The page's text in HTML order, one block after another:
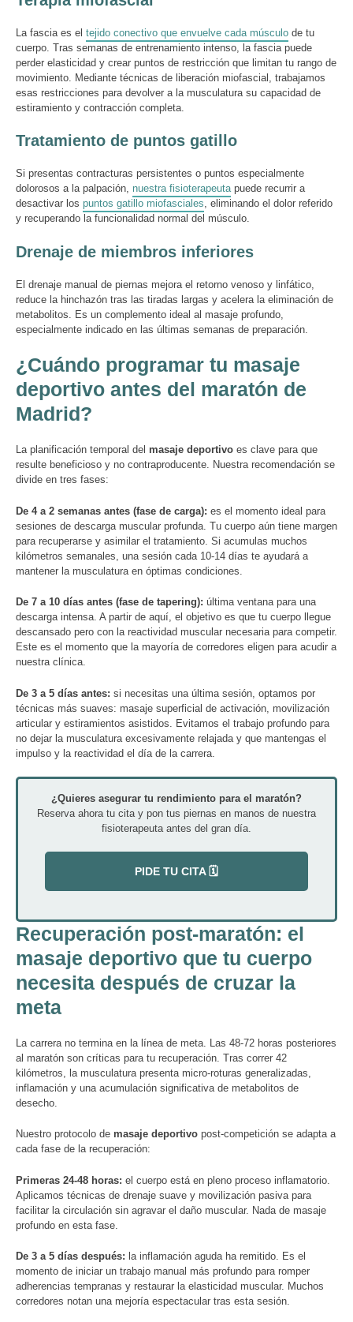
La fascia es el tejido conectivo que envuelve cada músculo de tu
cuerpo. Tras semanas de entrenamiento intenso, la fascia puede
perder elasticidad y crear puntos de restricción que limitan tu rango de
movimiento. Mediante técnicas de liberación miofascial, trabajamos
esas restricciones para devolver a la musculatura su capacidad de
estiramiento y contracción completa.
Tratamiento de puntos gatillo
Si presentas contracturas persistentes o puntos especialmente
dolorosos a la palpación, nuestra fisioterapeutapuede recurrir a
desactivar los puntos gatillo miofasciales, eliminando el dolor referido
y recuperando la funcionalidad normal del músculo.
Drenaje de miembros inferiores
El drenaje manual de piernas mejora el retorno venoso y linfático,
reduce la hinchazón tras las tiradas largas y acelera la eliminación de
metabolitos. Es un complemento ideal al masaje profundo,
especialmente indicado en las últimas semanas de preparación.
¿Cuándo programar tu masaje
deportivo antes del maratón de
Madrid?
La planificación temporal del masaje deportivo es clave para que
resulte beneficioso y no contraproducente. Nuestra recomendación se
divide en tres fases:
De 4 a 2 semanas antes (fase de carga): es el momento ideal para
sesiones de descarga muscular profunda. Tu cuerpo aún tiene margen
para recuperarse y asimilar el tratamiento. Si acumulas muchos
kilómetros semanales, una sesión cada 10-14 días te ayudará a
mantener la musculatura en óptimas condiciones.
De 7 a 10 días antes (fase de tapering): última ventana para una
descarga intensa. A partir de aquí, el objetivo es que tu cuerpo llegue
descansado pero con la reactividad muscular necesaria para competir.
Este es el momento que la mayoría de corredores eligen para acudir a
nuestra clínica.
De 3 a 5 días antes: si necesitas una última sesión, optamos por
técnicas más suaves: masaje superficial de activación, movilización
articular y estiramientos asistidos. Evitamos el trabajo profundo para
no dejar la musculatura excesivamente relajada y que mantengas el
impulso y la reactividad el día de la carrera.
¿Quieres asegurar tu rendimiento para el maratón?
Reserva ahora tu cita y pon tus piernas en manos de nuestra
fisioterapeuta antes del gran día.
PIDE TU CITA 🗓️
Recuperación post-maratón: el
masaje deportivo que tu cuerpo
necesita después de cruzar la
meta
La carrera no termina en la línea de meta. Las 48-72 horas posteriores
al maratón son críticas para tu recuperación. Tras correr 42
kilómetros, la musculatura presenta micro-roturas generalizadas,
inflamación y una acumulación significativa de metabolitos de
desecho.
Nuestro protocolo de masaje deportivo post-competición se adapta a
cada fase de la recuperación:
Primeras 24-48 horas: el cuerpo está en pleno proceso inflamatorio.
Aplicamos técnicas de drenaje suave y movilización pasiva para
facilitar la circulación sin agravar el daño muscular. Nada de masaje
profundo en esta fase.
De 3 a 5 días después: la inflamación aguda ha remitido. Es el
momento de iniciar un trabajo manual más profundo para romper
adherencias tempranas y restaurar la elasticidad muscular. Muchos
corredores notan una mejoría espectacular tras esta sesión.